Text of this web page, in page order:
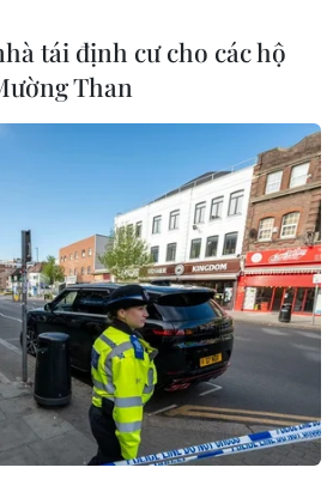
tái định cư cho các hộ
Than